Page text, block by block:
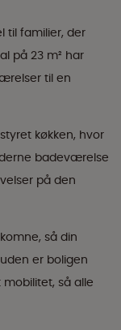
til familier, der
på 23 m² har
til en
køkken, hvor
badeværelse
på den
så din
er boligen
så alle